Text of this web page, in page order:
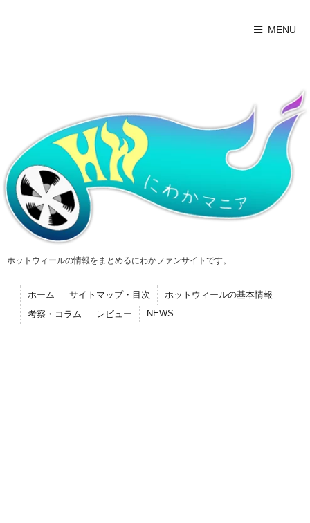
MENU
ホットウィールの情報をまとめるにわかファンサイトです。
ホーム サイトマップ・目次
ホットウィールの基本情報
考察・コラム
レビュー NEWS